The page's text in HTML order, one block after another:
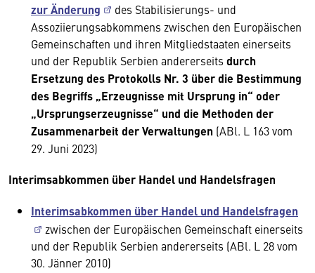
zur Änderung
des Stabilisierungs- und
Assoziierungsabkommens zwischen den Europäischen
Gemeinschaften und ihren Mitgliedstaaten einerseits
und der Republik Serbien andererseits durch
Ersetzung des Protokolls Nr. 3 über die Bestimmung
des Begriffs „Erzeugnisse mit Ursprung in“ oder
„Ursprungserzeugnisse“ und die Methoden der
Zusammenarbeit der Verwaltungen (ABl. L 163 vom
29. Juni 2023)
Interimsabkommen über Handel und Handelsfragen
Interimsabkommen über Handel und Handelsfragen
zwischen der Europäischen Gemeinschaft einerseits
und der Republik Serbien andererseits (ABl. L 28 vom
30. Jänner 2010)